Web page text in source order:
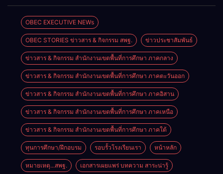
อาณาจักร
หนุนสร้างคน
คุณภาพพร้อม
กลับมาพัฒนา
ประเทศ
ต้นแบบ”
ปีงบประมาณ
พ.ศ. 2569
2026
Thailand
International
Conference
on Education
Research
(ThaiCER)
2026
OBEC EXECUTIVE NEWs
OBEC STORIES ข่าวสาร & กิจกรรม สพฐ. ข่าวประชาสัมพันธ์
ข่าวสาร & กิจกรรม สำนักงานเขตพื้นที่การศึกษา ภาคกลาง
ข่าวสาร & กิจกรรม สำนักงานเขตพื้นที่การศึกษา ภาคตะวันออก
ข่าวสาร & กิจกรรม สำนักงานเขตพื้นที่การศึกษา ภาคอิสาน
ข่าวสาร & กิจกรรม สำนักงานเขตพื้นที่การศึกษา ภาคเหนือ
ข่าวสาร & กิจกรรม สำนักงานเขตพื้นที่การศึกษา ภาคใต้
ทุนการศึกษา/ฝึกอบรม รอบรั้วโรงเรียนเรา หน้าหลัก
หมายเหตุ...สพฐ. เอกสารเผยแพร่ บทความ สาระน่ารู้